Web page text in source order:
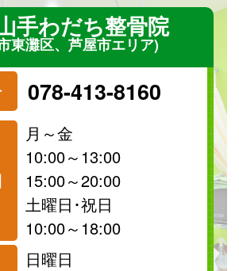
手わだち整骨院
東灘区、芦屋市エリア)
078-413-8160
月～金
10:00～13:00
15:00～20:00
土曜日･祝日
10:00～18:00
日曜日
可
保険
診療可